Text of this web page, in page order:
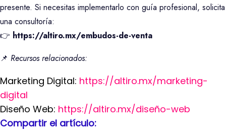
presente. Si necesitas implementarlo con guía profesional, solicita
una consultoría:
👉 https://altiro.mx/embudos-de-venta
📌 Recursos relacionados:
Marketing Digital: https://altiro.mx/marketing-
digital
Diseño Web: https://altiro.mx/diseño-web
Compartir el artículo: